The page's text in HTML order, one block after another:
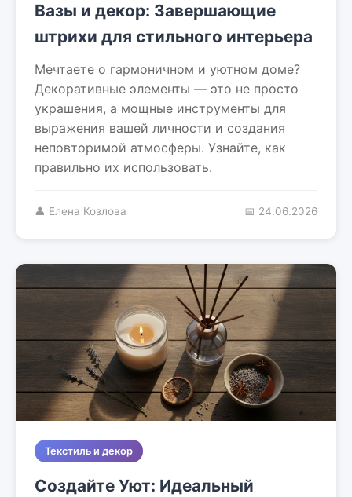
Вазы и декор: Завершающие
штрихи для стильного интерьера
Мечтаете о гармоничном и уютном доме?
Декоративные элементы — это не просто
украшения, а мощные инструменты для
выражения вашей личности и создания
неповторимой атмосферы. Узнайте, как
правильно их использовать.
👤 Елена Козлова 📅 24.06.2026
Текстиль и декор
Создайте Уют: Идеальный